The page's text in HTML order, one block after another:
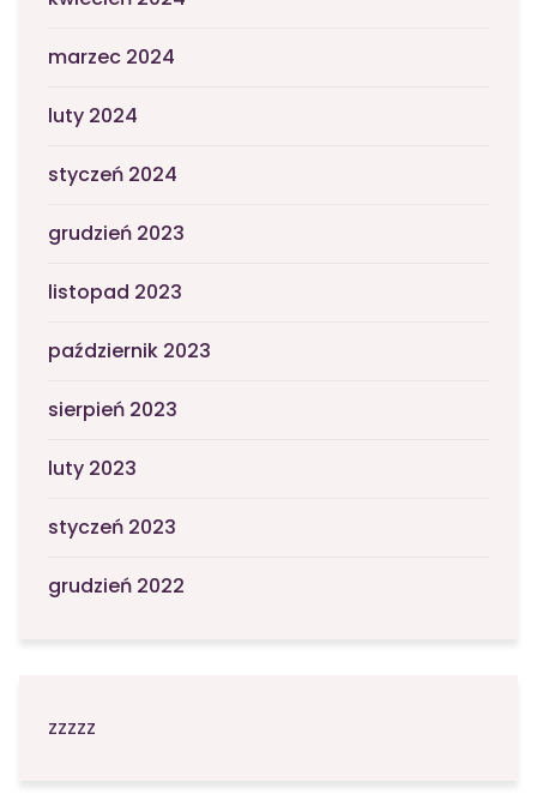
marzec 2024
luty 2024
styczeń 2024
grudzień 2023
listopad 2023
październik 2023
sierpień 2023
luty 2023
styczeń 2023
grudzień 2022
zzzzz